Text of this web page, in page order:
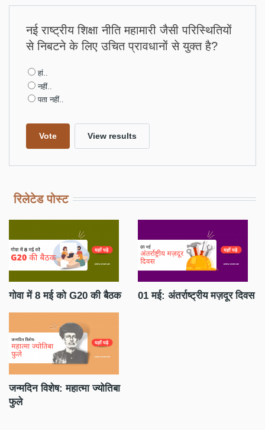
नई राष्ट्रीय शिक्षा नीति महामारी जैसी परिस्थितियों
से निबटने के लिए उचित प्रावधानों से युक्त है?
Choices
हां..
नहीं..
पता नहीं..
रिलेटेड पोस्ट
गोवा में 8 मई को G20 की बैठक 01 मई: अंतर्राष्ट्रीय मज़दूर दिवस
जन्मदिन विशेष: महात्मा ज्योतिबा
फुले